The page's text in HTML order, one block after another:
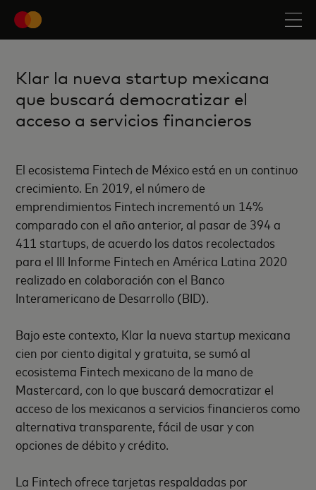
Klar la nueva startup mexicana
que buscará democratizar el
acceso a servicios financieros
El ecosistema Fintech de México está en un continuo
crecimiento. En 2019, el número de
emprendimientos Fintech incrementó un 14%
comparado con el año anterior, al pasar de 394 a
411 startups, de acuerdo los datos recolectados
para el III Informe Fintech en América Latina 2020
realizado en colaboración con el Banco
Interamericano de Desarrollo (BID).
Bajo este contexto, Klar la nueva startup mexicana
cien por ciento digital y gratuita, se sumó al
ecosistema Fintech mexicano de la mano de
Mastercard, con lo que buscará democratizar el
acceso de los mexicanos a servicios financieros como
alternativa transparente, fácil de usar y con
opciones de débito y crédito.
La Fintech ofrece tarjetas respaldadas por